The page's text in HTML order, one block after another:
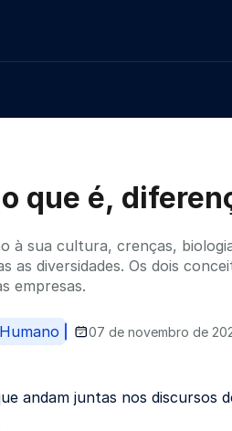
que é,
à sua cultura, crenças,
as diversidades. Os dois
empresas.
07 de novembro de
andam juntas nos discursos